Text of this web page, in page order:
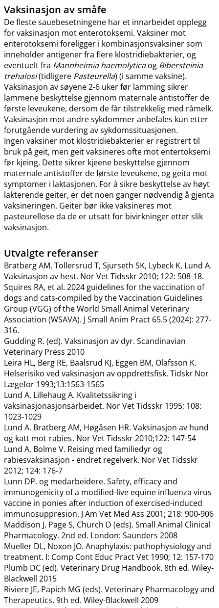
Vaksinasjon av småfe
De fleste sauebesetningene har et innarbeidet opplegg
for vaksinasjon mot enterotoksemi. Vaksiner mot
enterotoksemi foreligger i kombinasjonsvaksiner som
inneholder antigener fra flere klostridiebakterier, og
eventuelt fra Mannheimia haemolyticaog Bibersteinia
trehalosi(tidligere Pasteurella) (i samme vaksine).
Vaksinasjon av søyene 2-6 uker før lamming sikrer
lammene beskyttelse gjennom maternale antistoffer de
første leveukene, dersom de får tilstrekkelig med råmelk.
Vaksinasjon mot andre sykdommer anbefales kun etter
forutgående vurdering av sykdomssituasjonen.
Ingen vaksiner mot klostridiebakterier er registrert til
bruk på geit, men geit vaksineres ofte mot entertoksemi
før kjeing. Dette sikrer kjeene beskyttelse gjennom
maternale antistoffer de første leveukene, og geita mot
symptomer i laktasjonen. For å sikre beskyttelse av høyt
lakterende geiter, er det noen ganger nødvendig å gjenta
vaksineringen. Geiter bør ikke vaksineres mot
pasteurellose da de er utsatt for bivirkninger etter slik
vaksinasjon.
Utvalgte referanser
Bratberg AM, Tollersrud T, Sjurseth SK, Lybeck K, Lund A.
Vaksinasjon av hest. Nor Vet Tidsskr 2010; 122: 508-18.
Squires RA, et al. 2024 guidelines for the vaccination of
dogs and cats-compiled by the Vaccination Guidelines
Group (VGG) of the World Small Animal Veterinary
Association (WSAVA). J Small Anim Pract 65.5 (2024): 277-
316.
Gudding R. (ed). Vaksinasjon av dyr. Scandinavian
Veterinary Press 2010
Leira HL, Berg RE, Baalsrud KJ, Eggen BM, Olafsson K.
Helserisiko ved vaksinasjon av oppdrettsfisk. Tidskr Nor
Lægefor 1993;13:1563-1565
Lund A, Lillehaug A. Kvalitetssikring i
vaksinasjonasjonsarbeidet. Nor Vet Tidsskr 1995; 108:
1023-1029
Lund A. Bratberg AM, Høgåsen HR. Vaksinasjon av hund
og katt mot rabies. Nor Vet Tidsskr 2010;122: 147-54
Lund A, Bolme V. Reising med familiedyr og
rabiesvaksinasjon - endret regelverk. Nor Vet Tidsskr
2012; 124: 176-7
Lunn DP. og medarbeidere. Safety, efficacy and
immunogenicity of a modified-live equine influenza virus
vaccine in ponies after induction of exercised-induced
immunosuppresion. J Am Vet Med Ass 2001; 218: 900-906
Maddison J, Page S, Church D (eds). Small Animal Clinical
Pharmacology. 2nd ed. London: Saunders 2008
Mueller DL, Noxon JO. Anaphylaxis: pathophysiology and
treatment. I: Comp Cont Educ Pract Vet 1990; 12: 157-170
Plumb DC (ed). Veterinary Drug Handbook. 8th ed. Wiley-
Blackwell 2015
Riviere JE, Papich MG (eds). Veterinary Pharmacology and
Therapeutics. 9th ed. Wiley-Blackwell 2009